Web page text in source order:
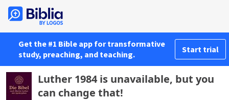
Get the #1 Bible app for transformative
study, preaching, and teaching.
Start trial
Luther 1984 is unavailable, but you
can change that!